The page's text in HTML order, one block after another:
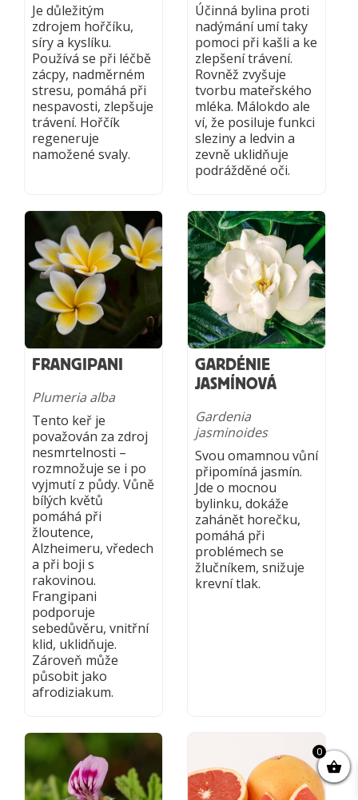
Je důležitým
zdrojem hořčíku,
síry a kyslíku.
Používá se při léčbě
zácpy, nadměrném
stresu, pomáhá při
nespavosti, zlepšuje
trávení. Hořčík
regeneruje
namožené svaly.
Účinná bylina proti
nadýmání umí taky
pomoci při kašli a ke
zlepšení trávení.
Rovněž zvyšuje
tvorbu mateřského
mléka. Málokdo ale
ví, že posiluje funkci
sleziny a ledvin a
zevně uklidňuje
podrážděné oči.
FRANGIPANI
Plumeria alba
Tento keř je
považován za zdroj
nesmrtelnosti –
rozmnožuje se i po
vyjmutí z půdy. Vůně
bílých květů
pomáhá při
žloutence,
Alzheimeru, vředech
a při boji s
rakovinou.
Frangipani
podporuje
sebedůvěru, vnitřní
klid, uklidňuje.
Zároveň může
působit jako
afrodiziakum.
GARDÉNIE
JASMÍNOVÁ
Gardenia
jasminoides
Svou omamnou vůní
připomíná jasmín.
Jde o mocnou
bylinku, dokáže
zahánět horečku,
pomáhá při
problémech se
žlučníkem, snižuje
krevní tlak.
0